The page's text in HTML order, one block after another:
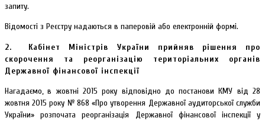
запиту.
Відомості з Реєстру надаються в паперовій або електронній формі.
2. Кабінет Міністрів України прийняв рішення про
скорочення та реорганізацію територіальних органів
Державної фінансової інспекції
Нагадаємо, в жовтні 2015 року відповідно до постанови КМУ від 28
жовтня 2015 року № 868 «Про утворення Державної аудиторської служби
України» розпочата реорганізація Державної фінансової інспекції у